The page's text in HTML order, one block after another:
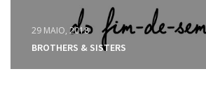
29 MAIO, 2018
BROTHERS & SISTERS